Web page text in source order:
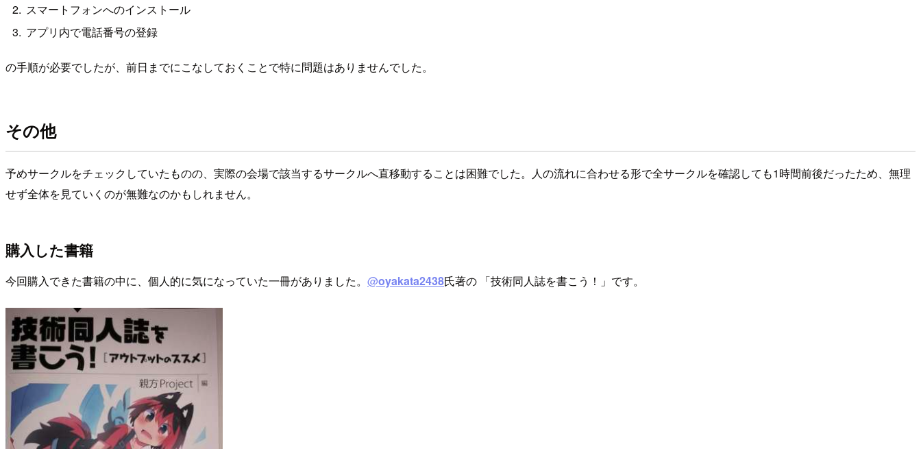
スマートフォンへのインストール
アプリ内で電話番号の登録
の手順が必要でしたが、前日までにこなしておくことで特に問題はありませんでした。
その他
予めサークルをチェックしていたものの、実際の会場で該当するサークルへ直移動することは困難でした。人の流れに合わせる形で全サークルを確認しても1時間前後だったため、無理
せず全体を見ていくのが無難なのかもしれません。
購入した書籍
今回購入できた書籍の中に、個人的に気になっていた一冊がありました。 @oyakata2438氏著の 「技術同人誌を書こう！」です。